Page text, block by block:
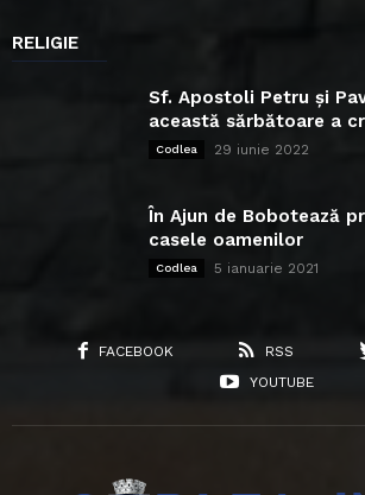
RELIGIE
Sf. Apostoli Petru și
această sărbătoare a
Codlea 29 iunie 2022
În Ajun de Bobotează
casele oamenilor
Codlea 5 ianuarie 2021
FACEBOOK RSS
YOUTUBE